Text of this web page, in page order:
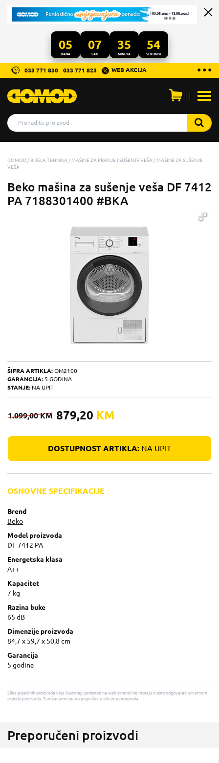
05
DANA
07
SATI
35
MINUTA
54
SEKUNDI
...
● ● ●
033 771 830 033 771 823 WEB AKCIJA
DOMOD BIJELA TEHNIKA MAŠINE ZA PRANJE I SUŠENJE VEŠA
MAŠINE ZA SUŠENJE
VEŠA
Beko mašina za sušenje veša DF 7412
PA 7188301400 #BKA
ŠIFRA ARTIKLA: OM2100
GARANCIJA: 5 GODINA
STANJE: NA UPIT
1.099,00KM 879,20 KM
DOSTUPNOST ARTIKLA: NA UPIT
OSNOVNE SPECIFIKACIJE
Brend
Beko
Model proizvoda
DF 7412 PA
Energetska klasa
A++
Kapacitet
7 kg
Razina buke
65 dB
Dimenzije proizvoda
84,7 x 59,7 x 50,8 cm
Garancija
5 godina
Slike pojedinih proizvoda koje ilustriraju proizvod na web stranici ne moraju nužno odgovarati stvarnom
izgledu proizvoda. Zadržavamo pravo pogreške u slikama proizvoda.
Preporučeni proizvodi